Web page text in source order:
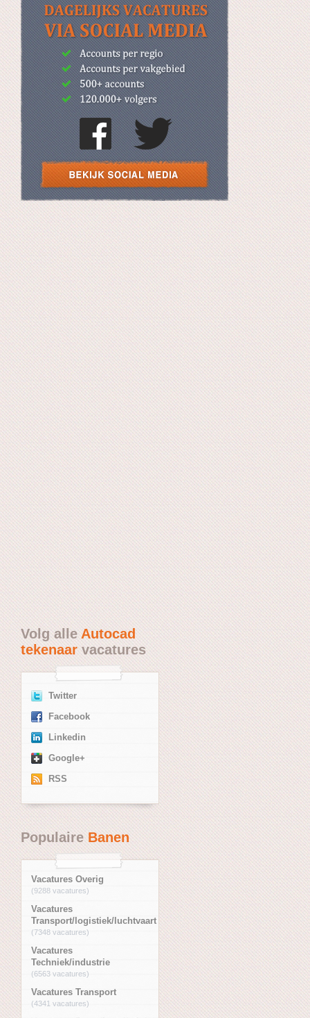
Volg alleAutocad
tekenaarvacatures
Twitter
Facebook
Linkedin
Google+
RSS
PopulaireBanen
Vacatures Overig
(9288 vacatures)
Vacatures
Transport/logistiek/luchtvaart
(7348 vacatures)
Vacatures
Techniek/industrie
(6563 vacatures)
Vacatures Transport
(4341 vacatures)